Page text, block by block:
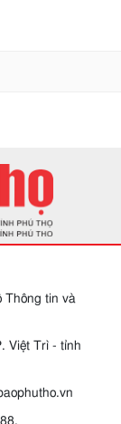
Thông tin và
Việt Trì - tỉnh